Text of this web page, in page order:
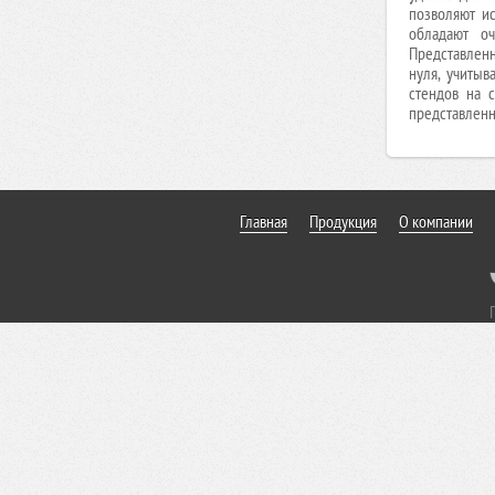
позволяют
обладают
нуля,
стендов на
Главная Продукция О компании